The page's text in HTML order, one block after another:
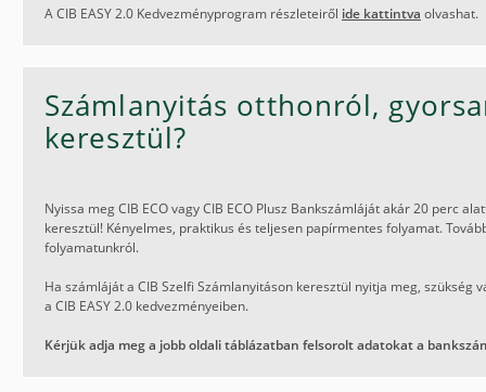
A CIB EASY 2.0 Kedvezményprogram részleteiről ide kattintva olvashat.
Számlanyitás otthonról,
keresztül?
Nyissa meg CIB ECO vagy CIB ECO Plusz Bankszámláját akár 20 perc
keresztül! Kényelmes, praktikus és teljesen papírmentes folyamat.
folyamatunkról.
Ha számláját a CIB Szelfi Számlanyitáson keresztül nyitja meg, szükség
a CIB EASY 2.0 kedvezményeiben.
Kérjük adja meg a jobb oldali táblázatban felsorolt adatokat a